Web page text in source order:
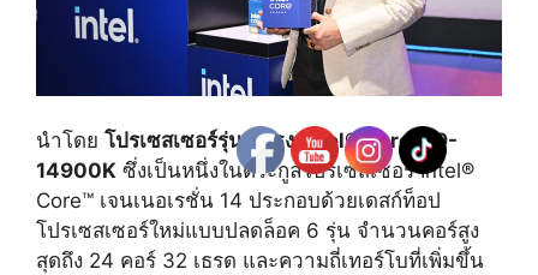
นำโดย โปรเซสเซอร์รุ่นเรือธง Intel® Core™ i9-
14900K ซึ่งเป็นหนึ่งในตระกูลโปรเซสเซอร์ Intel®
Core™ เจนเนอเรชั่น 14 ประกอบด้วยเดสก์ท็อป
โปรเซสเซอร์ใหม่แบบปลดล็อค 6 รุ่น จำนวนคอร์สูง
สุดถึง 24 คอร์ 32 เธรด และความถี่เทอร์โบที่เพิ่มขึ้น